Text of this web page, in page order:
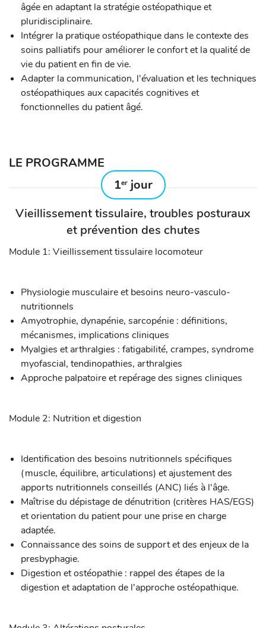
âgée en adaptant la stratégie ostéopathique et
pluridisciplinaire.
Intégrer la pratique ostéopathique dans le contexte des
soins palliatifs pour améliorer le confort et la qualité de
vie du patient en fin de vie.
Adapter la communication, l'évaluation et les techniques
ostéopathiques aux capacités cognitives et
fonctionnelles du patient âgé.
LE PROGRAMME
1erjour
Vieillissement tissulaire, troubles posturaux
et prévention des chutes
Module 1: Vieillissement tissulaire locomoteur
Physiologie musculaire et besoins neuro-vasculo-
nutritionnels
Amyotrophie, dynapénie, sarcopénie : définitions,
mécanismes, implications cliniques
Myalgies et arthralgies : fatigabilité, crampes, syndrome
myofascial, tendinopathies, arthralgies
Approche palpatoire et repérage des signes cliniques
Module 2: Nutrition et digestion
Identification des besoins nutritionnels spécifiques
(muscle, équilibre, articulations) et ajustement des
apports nutritionnels conseillés (ANC) liés à l'âge.
Maîtrise du dépistage de dénutrition (critères HAS/EGS)
et orientation du patient pour une prise en charge
adaptée.
Connaissance des soins de support et des enjeux de la
presbyphagie.
Digestion et ostéopathie : rappel des étapes de la
digestion et adaptation de l'approche ostéopathique.